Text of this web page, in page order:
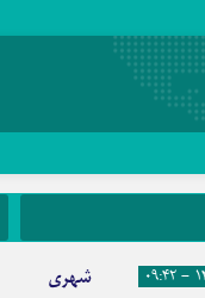
نام کاربری یا نشانی ایمیل
رمز عبور
شهری